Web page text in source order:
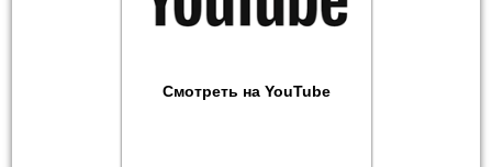
Смотреть на YouTube